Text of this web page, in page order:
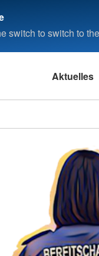
switch to switch to
Aktuelles